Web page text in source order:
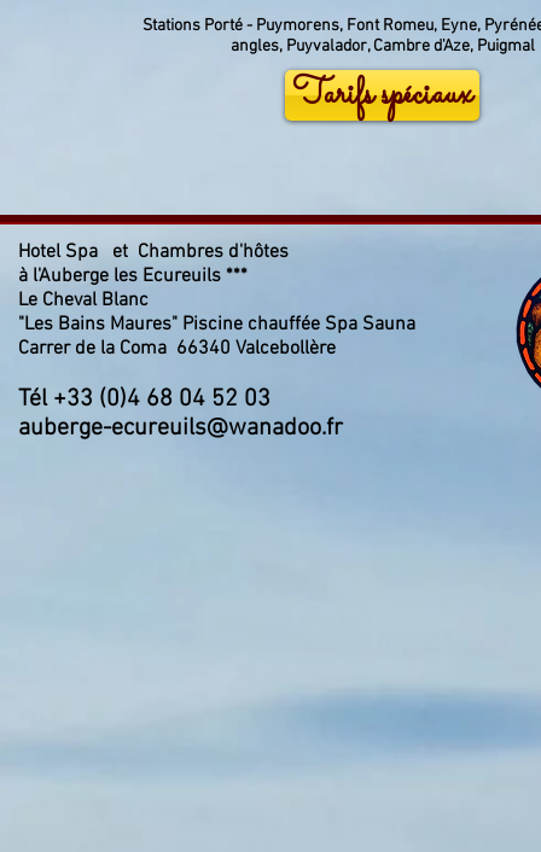
Stations Porté - Puymorens, Font Romeu, Eyne,
angles, Puyvalador, Cambre d'Aze, Puigmal
Tarifs spéciaux
Hotel Spa et Chambres d'hôtes
à l'Auberge les Ecureuils ***
Le Cheval Blanc
"Les Bains Maures" Piscine chauffée Spa Sauna
Carrer de la Coma 66340 Valcebollère
Tél +33 (0)4 68 04 52 03
auberge-ecureuils@wanadoo.fr